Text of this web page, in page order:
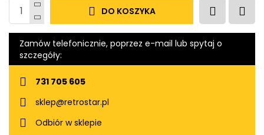
DO KOSZYKA
Zamów telefonicznie, poprzez e-mail lub spytaj o
szczegóły:
731 705 605
sklep@retrostar.pl
Odbiór w sklepie